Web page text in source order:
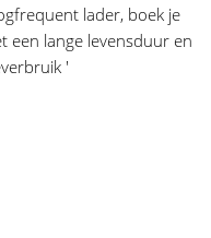
lader, boek je
een lange levensduur en
'